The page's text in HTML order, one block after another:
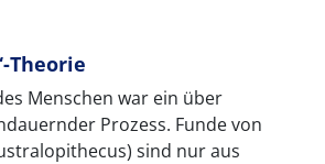
Theorie
Menschen war ein über
Prozess. Funde von
sind nur aus